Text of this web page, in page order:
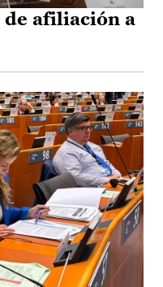
de afiliación a